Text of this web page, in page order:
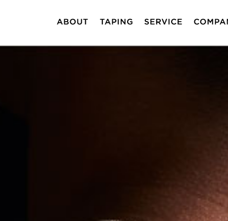
テーピング製品
テーピングセミナー
JAPAN QUALITYPLEADY LAB 代表メッセー
会社情報
ブランディン